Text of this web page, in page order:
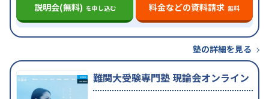
説明会(無料) を申し込む 料金などの資料請求 無料
塾の詳細を見る
難関大受験専門塾 現論会オンライン